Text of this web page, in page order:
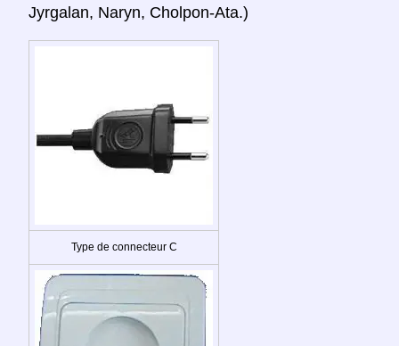
Jyrgalan, Naryn, Cholpon-Ata.)
Type de connecteur C